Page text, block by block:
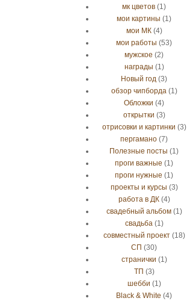
мк цветов (1)
мои картины (1)
мои МК (4)
мои работы (53)
мужское (2)
награды (1)
Новый год (3)
обзор чипборда (1)
Обложки (4)
открытки (3)
отрисовки и картинки (3)
пергамано (7)
Полезные посты (1)
проги важные (1)
проги нужные (1)
проекты и курсы (3)
работа в ДК (4)
свадебный альбом (1)
свадьба (1)
совместный проект (18)
СП (30)
странички (1)
ТП (3)
шебби (1)
Black & White (4)